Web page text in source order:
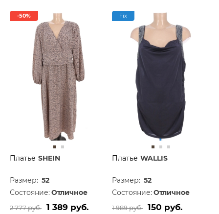
-50%
Платье SHEIN
Размер: 52
Состояние: Отличное
2 777 руб. 1 389 руб.
Fix
Платье WALLIS
Размер: 52
Состояние: Отличное
1 989 руб. 150 руб.